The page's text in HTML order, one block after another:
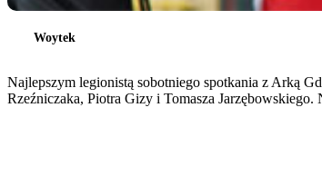
Woytek
Najlepszym legionistą sobotniego spotkania z Arką
Rzeźniczaka, Piotra Gizy i Tomasza